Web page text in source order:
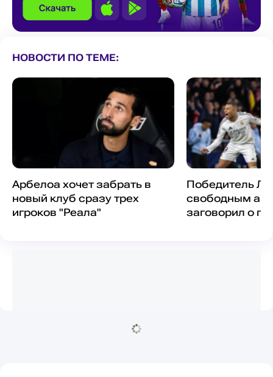
НОВОСТИ ПО ТЕМЕ:
Арбелоа хочет забрать в
новый клуб сразу трех
игроков "Реала"
Победитель
свободным
заговорил о